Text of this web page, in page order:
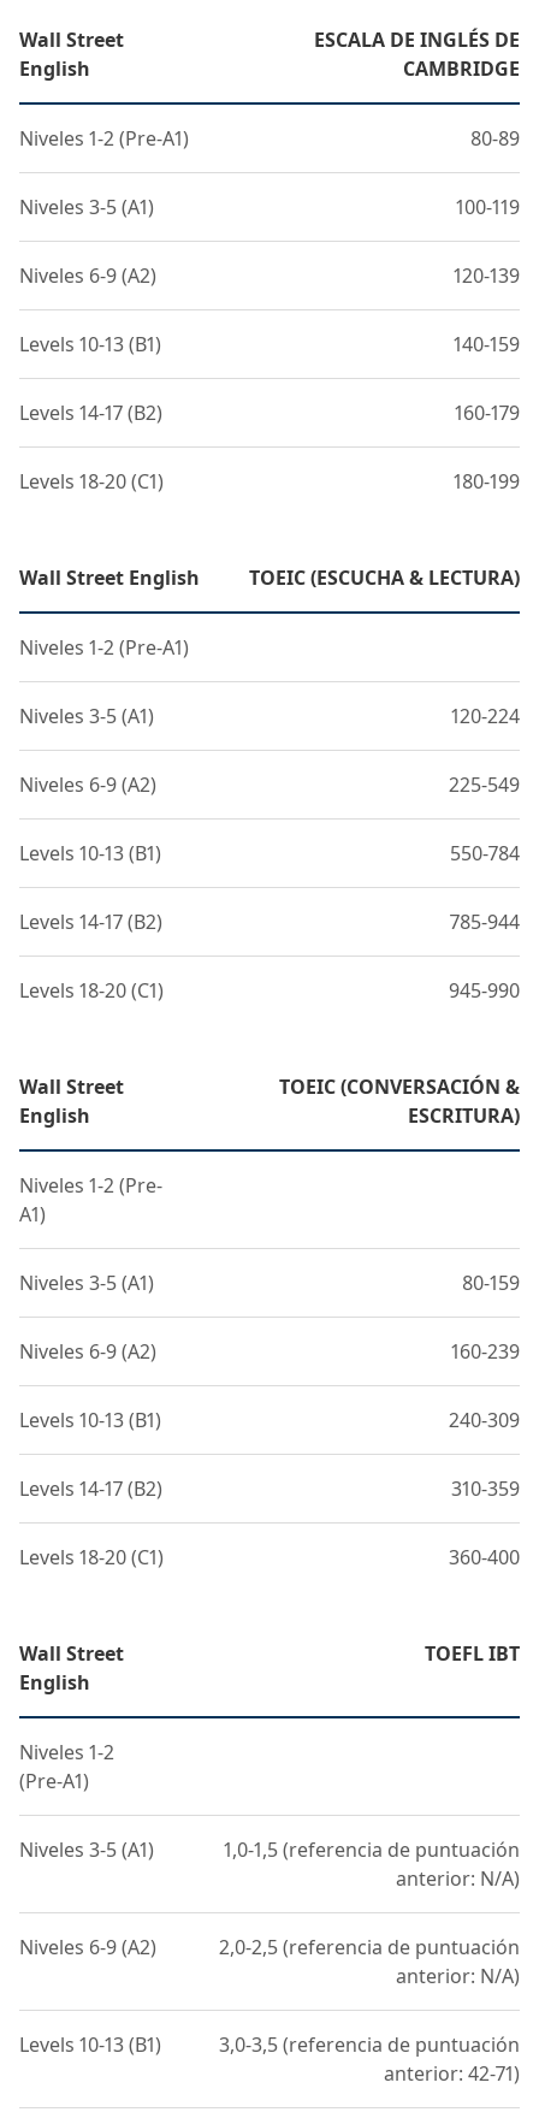
Wall Street
English
ESCALA DE INGLÉS DE
CAMBRIDGE
Niveles 1-2 (Pre-A1) 80-89
Niveles 3-5 (A1) 100-119
Niveles 6-9 (A2) 120-139
Levels 10-13 (B1) 140-159
Levels 14-17 (B2) 160-179
Levels 18-20 (C1) 180-199
Wall Street English TOEIC (ESCUCHA & LECTURA)
Niveles 1-2 (Pre-A1)
Niveles 3-5 (A1) 120-224
Niveles 6-9 (A2) 225-549
Levels 10-13 (B1) 550-784
Levels 14-17 (B2) 785-944
Levels 18-20 (C1) 945-990
Wall Street
English
TOEIC (CONVERSACIÓN &
ESCRITURA)
Niveles 1-2 (Pre-
A1)
Niveles 3-5 (A1) 80-159
Niveles 6-9 (A2) 160-239
Levels 10-13 (B1) 240-309
Levels 14-17 (B2) 310-359
Levels 18-20 (C1) 360-400
Wall Street
English
TOEFL IBT
Niveles 1-2
(Pre-A1)
Niveles 3-5 (A1)
1,0-1,5 (referencia de puntuación
anterior: N/A)
Niveles 6-9 (A2)
2,0-2,5 (referencia de puntuación
anterior: N/A)
Levels 10-13 (B1)
3,0-3,5 (referencia de puntuación
anterior: 42-71)